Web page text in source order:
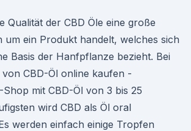
Qualität der CBD Öle eine große
um ein Produkt handelt, welches sich
Basis der Hanfpflanze bezieht. Bei
CBD-Öl online kaufen -
Shop mit CBD-Öl von 3 bis 25
wird CBD als Öl oral
werden einfach einige Tropfen